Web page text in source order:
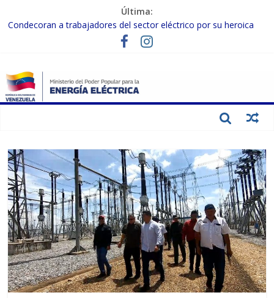
Última:
Condecoran a trabajadores del sector eléctrico por su heroica
labor tras el doble sismo del 24-J
Gobierno Nacional coordina acciones con el sector privado para
Inspeccionan trabajos de rehabilitación en instalaciones del SEN
en Carabobo
Gobierno Nacional activa plan preventivo para fortalecer el SEN